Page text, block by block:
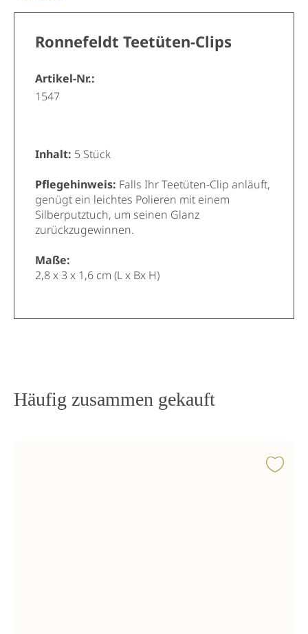
Ronnefeldt Teetüten-Clips
Artikel-Nr.:
1547
Inhalt: 5 Stück
Pflegehinweis: Falls Ihr Teetüten-Clip anläuft,
genügt ein leichtes Polieren mit einem
Silberputztuch, um seinen Glanz
zurückzugewinnen.
Maße:
2,8 x 3 x 1,6 cm (L x Bx H)
Häufig zusammen gekauft